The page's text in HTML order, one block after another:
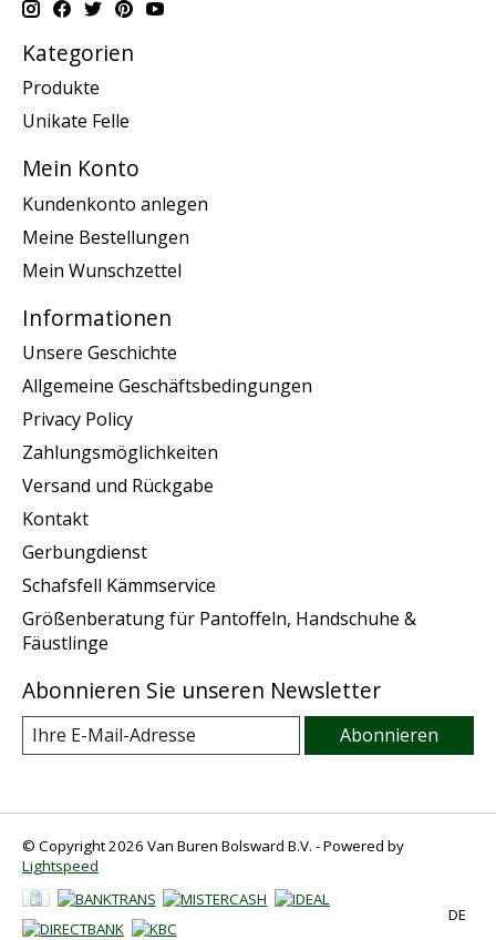
Kategorien
Produkte
Unikate Felle
Mein Konto
Kundenkonto anlegen
Meine Bestellungen
Mein Wunschzettel
Informationen
Unsere Geschichte
Allgemeine Geschäftsbedingungen
Privacy Policy
Zahlungsmöglichkeiten
Versand und Rückgabe
Kontakt
Gerbungdienst
Schafsfell Kämmservice
Größenberatung für Pantoffeln, Handschuhe &
Fäustlinge
Abonnieren Sie unseren Newsletter
Abonnieren
© Copyright 2026 Van Buren Bolsward B.V. - Powered by
Lightspeed
DE